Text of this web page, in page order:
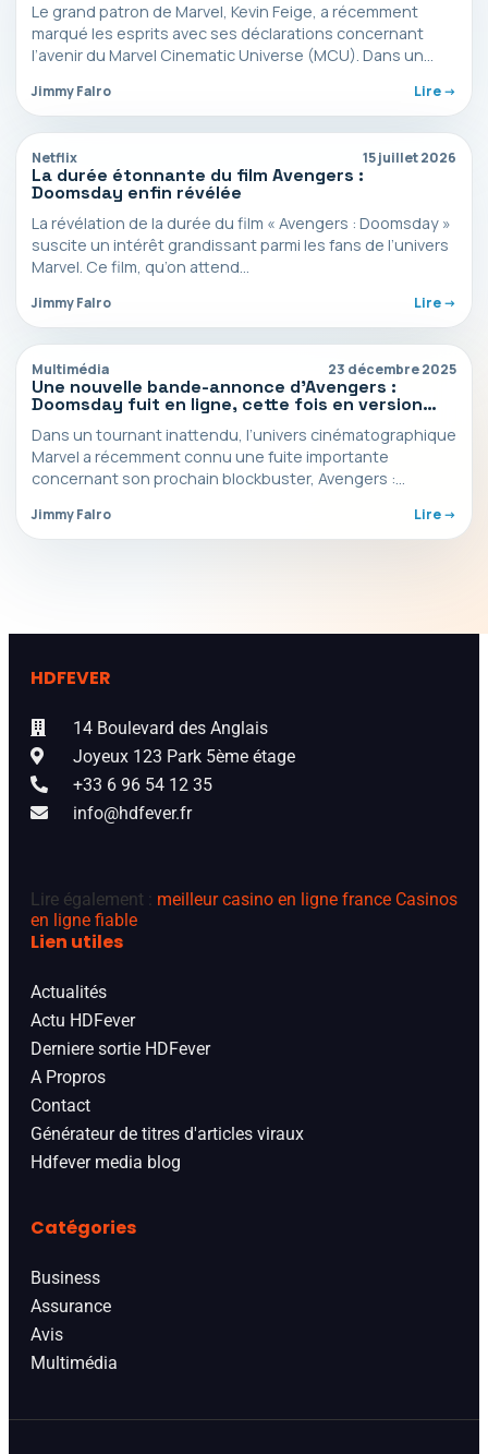
Le grand patron de Marvel, Kevin Feige, a récemment
marqué les esprits avec ses déclarations concernant
l’avenir du Marvel Cinematic Universe (MCU). Dans un…
Jimmy Falro Lire ->
Netflix 15 juillet 2026
La durée étonnante du film Avengers :
Doomsday enfin révélée
La révélation de la durée du film « Avengers : Doomsday »
suscite un intérêt grandissant parmi les fans de l’univers
Marvel. Ce film, qu’on attend…
Jimmy Falro Lire ->
Multimédia 23 décembre 2025
Une nouvelle bande-annonce d’Avengers :
Doomsday fuit en ligne, cette fois en version
française
Dans un tournant inattendu, l’univers cinématographique
Marvel a récemment connu une fuite importante
concernant son prochain blockbuster, Avengers :
Jimmy Falro Lire ->
HDFEVER
14 Boulevard des Anglais
Joyeux 123 Park 5ème étage
+33 6 96 54 12 35
info@hdfever.fr
Lire également : meilleur casino en ligne france Casinos
en ligne fiable
Lien utiles
Actualités
Actu HDFever
Derniere sortie HDFever
A Propros
Contact
Générateur de titres d'articles viraux
Hdfever media blog
Catégories
Business
Assurance
Avis
Multimédia